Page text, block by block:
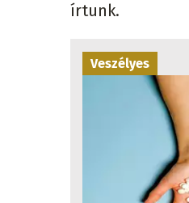
írtunk.
Veszélyes